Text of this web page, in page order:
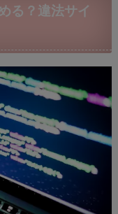
る？違法サイ